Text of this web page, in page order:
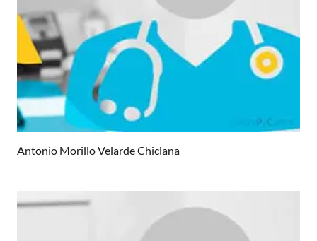
Antonio Morillo Velarde Chiclana